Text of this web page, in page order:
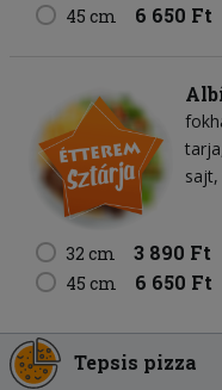
45 cm 6 650 Ft
tarja
sajt
32 cm 3 890 Ft
45 cm 6 650 Ft
Tepsis pizza